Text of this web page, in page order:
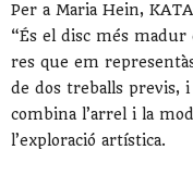
Per a Maria Hein,
“És el disc més
res que em
de dos treballs previs,
combina l’arrel i la
l’exploració artística.